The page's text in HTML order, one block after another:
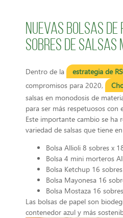
Nuevas bolsas
sobres de salsas
Dentro de la estrategia de
compromisos para 2020,
salsas en monodosis de
para ser más respetuosos con
Este importante cambio se ha
variedad de salsas que tiene
Bolsa Allioli 8 sobres x
Bolsa 4 mini morteros
Bolsa Ketchup 16
Bolsa Mayonesa 16
Bolsa Mostaza 16
Las bolsas de papel son
contenedor azul y más